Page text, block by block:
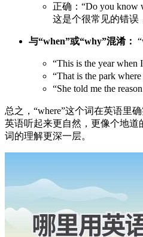
正确：“Do you know
这是个很常见的错误
与“when”或“why”混淆：
“This is the year
“That is the park
“She told me the
总之，“where”这个词在英语里
英语听起来更自然，更像个地道
词的理解更深一层。